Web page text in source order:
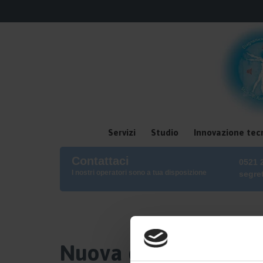
Servizi Studio Innovazione
Contattaci
I nostri operatori sono a tua disposizione
0521
Nuova convenzione